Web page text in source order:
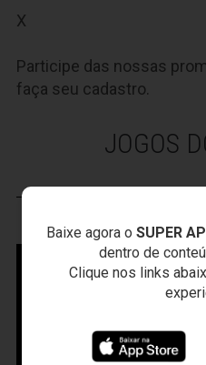
Baixe agora o SUPER
dentro de
Clique nos links
X
Participe das nossas
faça seu cadastro.
JOGOS